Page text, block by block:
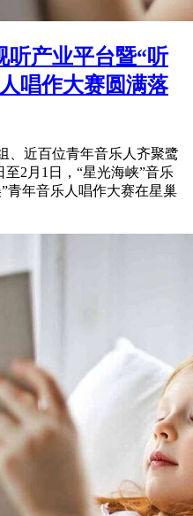
听产业平台暨“听
唱作大赛圆满落
、近百位青年音乐人齐聚鹭
2月1日，“星光海峡”音乐
青年音乐人唱作大赛在星巢